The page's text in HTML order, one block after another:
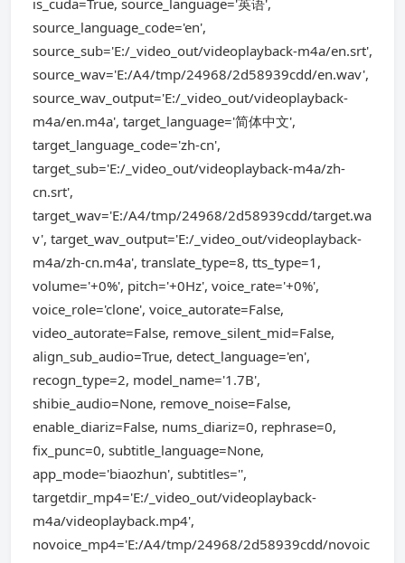
is_cuda=True, source_language='英语',
source_language_code='en',
source_sub='E:/_video_out/videoplayback-m4a/en.srt',
source_wav='E:/A4/tmp/24968/2d58939cdd/en.wav',
source_wav_output='E:/_video_out/videoplayback-
m4a/en.m4a', target_language='简体中文',
target_language_code='zh-cn',
target_sub='E:/_video_out/videoplayback-m4a/zh-
cn.srt',
target_wav='E:/A4/tmp/24968/2d58939cdd/target.wa
v', target_wav_output='E:/_video_out/videoplayback-
m4a/zh-cn.m4a', translate_type=8, tts_type=1,
volume='+0%', pitch='+0Hz', voice_rate='+0%',
voice_role='clone', voice_autorate=False,
video_autorate=False, remove_silent_mid=False,
align_sub_audio=True, detect_language='en',
recogn_type=2, model_name='1.7B',
shibie_audio=None, remove_noise=False,
enable_diariz=False, nums_diariz=0, rephrase=0,
fix_punc=0, subtitle_language=None,
app_mode='biaozhun', subtitles='',
targetdir_mp4='E:/_video_out/videoplayback-
m4a/videoplayback.mp4',
novoice_mp4='E:/A4/tmp/24968/2d58939cdd/novoic